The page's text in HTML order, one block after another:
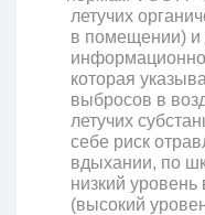
летучих
в помещении)
которая
выбросов в
летучих
себе риск
вдыхании, по
низкий
(высокий